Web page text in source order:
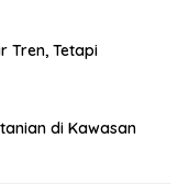
Tren, Tetapi
di Kawasan